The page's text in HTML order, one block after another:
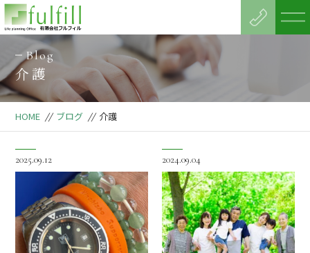
Blog
介護
HOME // ブログ // 介護
2025.09.12 2024.09.04